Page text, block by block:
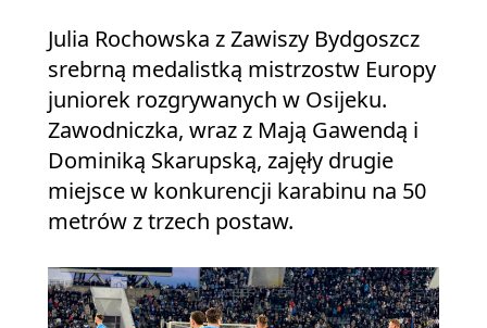
Julia Rochowska z Zawiszy Bydgoszcz
srebrną medalistką mistrzostw Europy
juniorek rozgrywanych w Osijeku.
Zawodniczka, wraz z Mają Gawendą i
Dominiką Skarupską, zajęły drugie
miejsce w konkurencji karabinu na 50
metrów z trzech postaw.